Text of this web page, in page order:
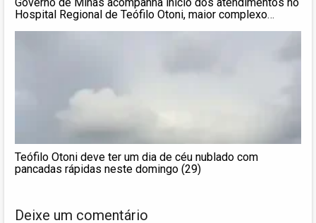
Hospital Regional de Teófilo Otoni, maior complexo
Teófilo Otoni deve ter um dia de céu nublado com
pancadas rápidas neste domingo (29)
Deixe um comentário